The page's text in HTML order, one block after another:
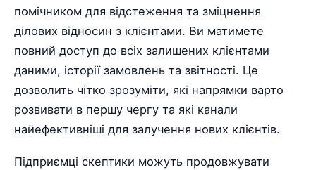
помічником для відстеження та зміцнення
ділових відносин з клієнтами. Ви матимете
повний доступ до всіх залишених клієнтами
даними, історії замовлень та звітності. Це
дозволить чітко зрозуміти, які напрямки варто
розвивати в першу чергу та які канали
найефективніші для залучення нових клієнтів.
Підприємці скептики можуть продовжувати